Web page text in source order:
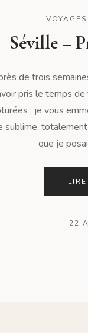
Séville –
de trois
pris le temps
; je vous
sublime,
que je
22